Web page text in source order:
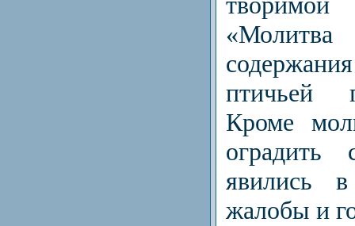
птичьей
Кроме
оградить
явились
жалобы и